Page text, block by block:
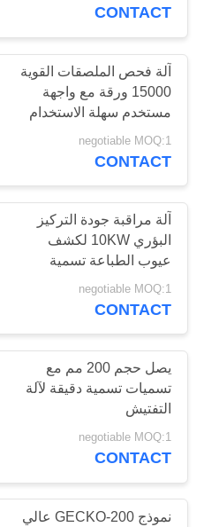
CONTACT
آلة فحص الملصقات القوية
15000 ورقة مع واجهة
مستخدم سهلة الاستخدام
negotiable MOQ:1
CONTACT
آلة مراقبة جودة التركيز
البؤري 10KW لكشف
عيوب الطباعة تسمية
negotiable MOQ:1
CONTACT
يصل حجم 200 مم مع
تسميات تسمية دقيقة لآلة
التفتيش
negotiable MOQ:1
CONTACT
نموذج GECKO-200 عالي